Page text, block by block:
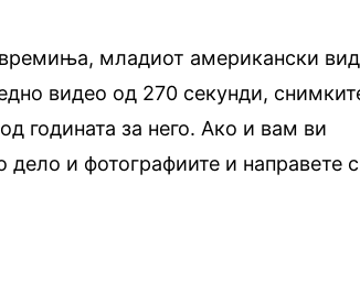
младиот американски
видео од 270 секунди,
годината за него. Ако и вам ви
дело и фотографиите и направете